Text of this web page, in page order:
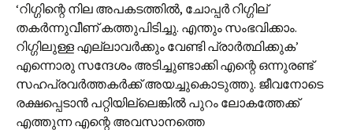
‘റിഗ്ഗിന്റെ നില അപകടത്തില്‍, ചോപ്പര്‍ റിഗ്ഗില്
തകര്‍ന്നുവീണ് കത്തുപിടിച്ചു. എന്തും സംഭവിക്കാം.
റിഗ്ഗിലുള്ള എല്ലാവര്‍ക്കും വേണ്ടി പ്രാര്‍ത്ഥിക്കുക’
എന്നൊരു സന്ദേശം അടിച്ചുണ്ടാക്കി എന്റെ ഒന്നുരണ്ട്
സഹപ്രവര്‍ത്തകര്‍ക്ക് അയച്ചുകൊടുത്തു. ജീവനോടെ
രക്ഷപ്പെടാന്‍ പറ്റിയില്ലെങ്കില്‍ പുറം ലോകത്തേക്ക്
എത്തുന്ന എന്റെ അവസാനത്തെ